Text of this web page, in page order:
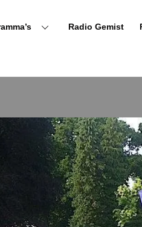
Radio Gemist